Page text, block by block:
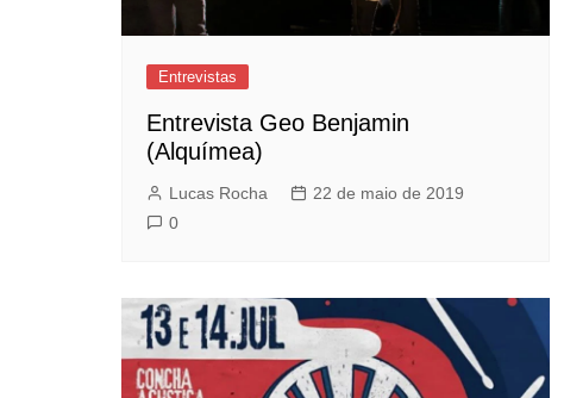
Entrevistas
Entrevista Geo Benjamin
(Alquímea)
Lucas Rocha
22 de maio de 2019
0